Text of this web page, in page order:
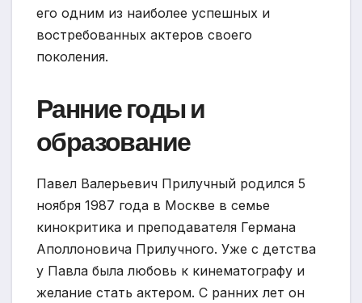
его одним из наиболее успешных и
востребованных актеров своего
поколения.
Ранние годы и
образование
Павел Валерьевич Прилучный родился 5
ноября 1987 года в Москве в семье
кинокритика и преподавателя Германа
Аполлоновича Прилучного. Уже с детства
у Павла была любовь к кинематографу и
желание стать актером. С ранних лет он